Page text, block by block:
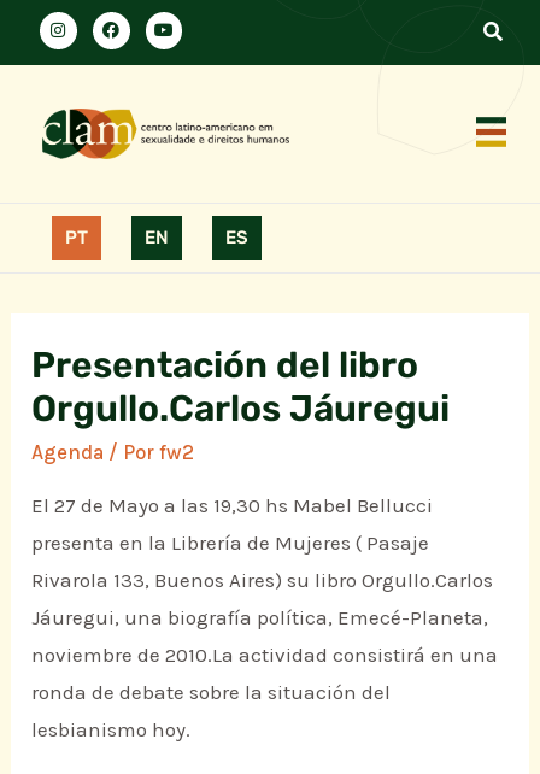
PT EN ES
Presentación del libro
Orgullo.Carlos Jáuregui
Agenda / Porfw2
El 27 de Mayo a las 19,30 hs Mabel Bellucci
presenta en la Librería de Mujeres ( Pasaje
Rivarola 133, Buenos Aires) su libro Orgullo.Carlos
Jáuregui, una biografía política, Emecé-Planeta,
noviembre de 2010.La actividad consistirá en una
ronda de debate sobre la situación del
lesbianismo hoy.